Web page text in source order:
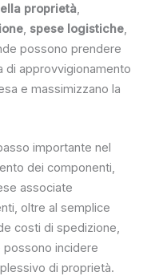
proprietà,
, spese logistiche,
possono prendere
di approvvigionamento
e massimizzano la
importante nel
dei componenti,
associate
oltre al semplice
costi di spedizione,
incidere
di proprietà.